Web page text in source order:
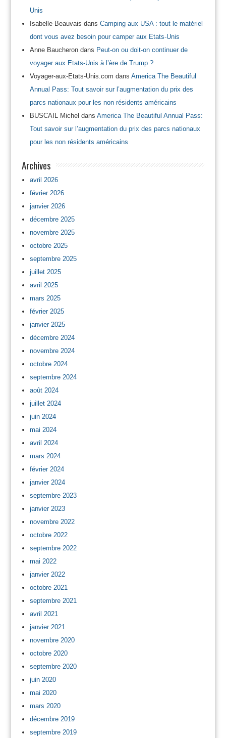
Unis
Isabelle Beauvais dans Camping aux USA : tout le matériel
dont vous avez besoin pour camper aux Etats-Unis
Anne Baucherondans Peut-on ou doit-on continuer de
voyager aux Etats-Unis à l’ère de Trump ?
Voyager-aux-Etats-Unis.com dans America The Beautiful
Annual Pass: Tout savoir sur l’augmentation du prix des
parcs nationaux pour les non résidents américains
BUSCAIL Michel dans America The Beautiful Annual Pass:
Tout savoir sur l’augmentation du prix des parcs nationaux
pour les non résidents américains
Archives
avril 2026
février 2026
janvier 2026
décembre 2025
novembre 2025
octobre 2025
septembre 2025
juillet 2025
avril 2025
mars 2025
février 2025
janvier 2025
décembre 2024
novembre 2024
octobre 2024
septembre 2024
août 2024
juillet 2024
juin 2024
mai 2024
avril 2024
mars 2024
février 2024
janvier 2024
septembre 2023
janvier 2023
novembre 2022
octobre 2022
septembre 2022
mai 2022
janvier 2022
octobre 2021
septembre 2021
avril 2021
janvier 2021
novembre 2020
octobre 2020
septembre 2020
juin 2020
mai 2020
mars 2020
décembre 2019
septembre 2019